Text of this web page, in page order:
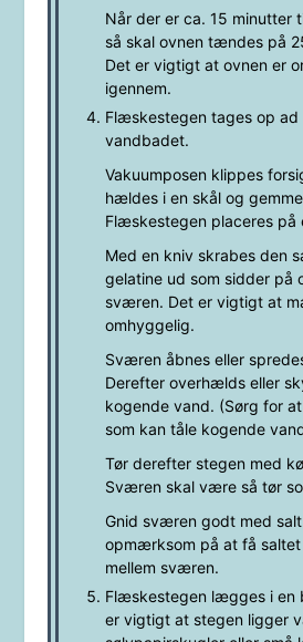
Når der er ca. 15 minutter
så skal ovnen tændes på
Det er vigtigt at ovnen er
igennem.
Flæskestegen tages op ad
vandbadet.
Vakuumposen klippes
hældes i en skål og
Flæskestegen placeres
Med en kniv skrabes den
gelatine ud som sidder på
sværen. Det er vigtigt at
omhyggelig.
Sværen åbnes eller
Derefter overhælds eller
kogende vand. (Sørg for
som kan tåle kogende
Tør derefter stegen med
Sværen skal være så tør
Gnid sværen godt med
opmærksom på at få
mellem sværen.
Flæskestegen lægges i en
er vigtigt at stegen ligger